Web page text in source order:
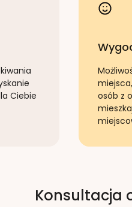
Ciebie
osób z
Konsultacja